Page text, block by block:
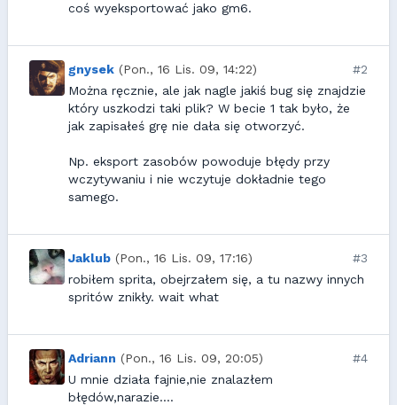
coś wyeksportować jako gm6.
gnysek (Pon., 16 Lis. 09, 14:22)
#2
Można ręcznie, ale jak nagle jakiś bug się znajdzie
który uszkodzi taki plik? W becie 1 tak było, że
jak zapisałeś grę nie dała się otworzyć.
Np. eksport zasobów powoduje błędy przy
wczytywaniu i nie wczytuje dokładnie tego
samego.
Jaklub (Pon., 16 Lis. 09, 17:16)
#3
robiłem sprita, obejrzałem się, a tu nazwy innych
spritów znikły. wait what
Adriann (Pon., 16 Lis. 09, 20:05)
#4
U mnie działa fajnie,nie znalazłem
błędów,narazie....